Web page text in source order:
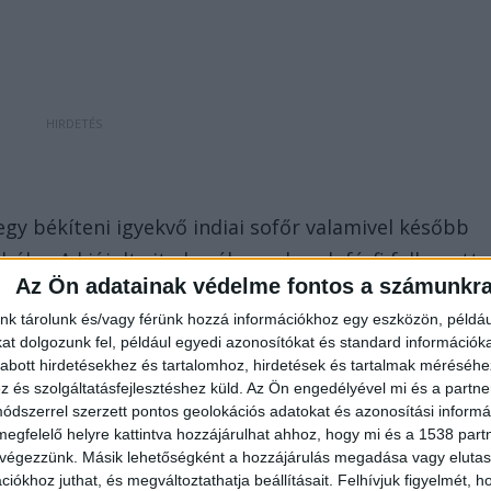
Az Ön adatainak védelme fontos a
tárolunk és/vagy férünk hozzá információkhoz egy eszközön,
dolgozunk fel, például egyedi azonosítókat és standard
hirdetésekhez és tartalomhoz, hirdetések és tartalmak
és szolgáltatásfejlesztéshez küld. Az Ön engedélyével mi és a
szerzett pontos geolokációs adatokat és azonosítási
helyre kattintva hozzájárulhat ahhoz, hogy mi és a 1538
Másik lehetőségként a hozzájárulás megadása vagy
juthat, és megváltoztathatja beállításait. Felhívjuk figyelmét,
békíteni igyekvő indiai sofőr valamivel később
A kiújult vita hevében a kazah férfi felkapott
halánték tájon, majd legalább közepes erővel
megsértve a szívét is. A szakértő szerint a
sem volt a túlélésre. Az ügyész elmondása
az orosz kamionosnak sikerült lefognia a kazah
emberölés bűntettével vádolta meg a kazah
már nem kívánta fenntartani.